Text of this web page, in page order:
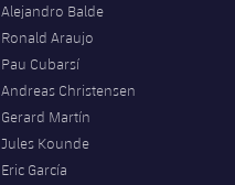
Alejandro Balde
Ronald Araujo
Pau Cubarsí
Andreas Christensen
Gerard Martín
Jules Kounde
Eric García